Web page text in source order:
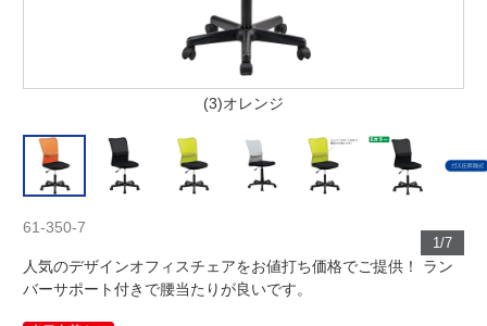
(3)オレンジ
1/7
61-350-7
人気のデザインオフィスチェアをお値打ち価格でご提供！ ラン
バーサポート付きで腰当たりが良いです。